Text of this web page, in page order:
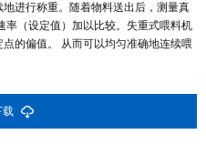
进行称重。随着物料送出后，测量真
率（设定值）加以比较。失重式喂料机
的偏值。 从而可以均匀准确地连续喂
载